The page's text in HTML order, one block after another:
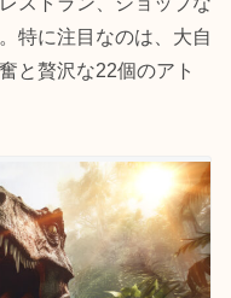
特に注目なのは、大自
と贅沢な22個のアト